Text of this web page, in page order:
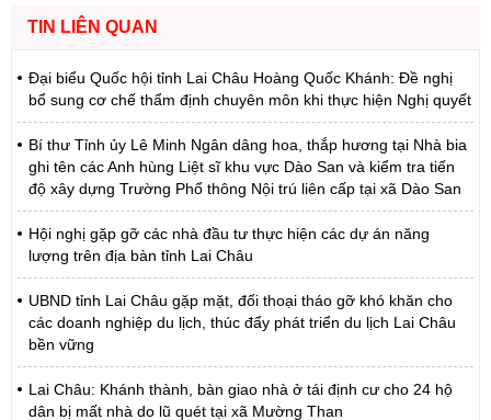
TIN LIÊN QUAN
Đại biểu Quốc hội tỉnh Lai Châu Hoàng Quốc Khánh: Đề nghị
bổ sung cơ chế thẩm định chuyên môn khi thực hiện Nghị quyết
Bí thư Tỉnh ủy Lê Minh Ngân dâng hoa, thắp hương tại Nhà bia
ghi tên các Anh hùng Liệt sĩ khu vực Dào San và kiểm tra tiến
độ xây dựng Trường Phổ thông Nội trú liên cấp tại xã Dào San
Hội nghị gặp gỡ các nhà đầu tư thực hiện các dự án năng
lượng trên địa bàn tỉnh Lai Châu
UBND tỉnh Lai Châu gặp mặt, đối thoại tháo gỡ khó khăn cho
các doanh nghiệp du lịch, thúc đẩy phát triển du lịch Lai Châu
bền vững
Lai Châu: Khánh thành, bàn giao nhà ở tái định cư cho 24 hộ
dân bị mất nhà do lũ quét tại xã Mường Than